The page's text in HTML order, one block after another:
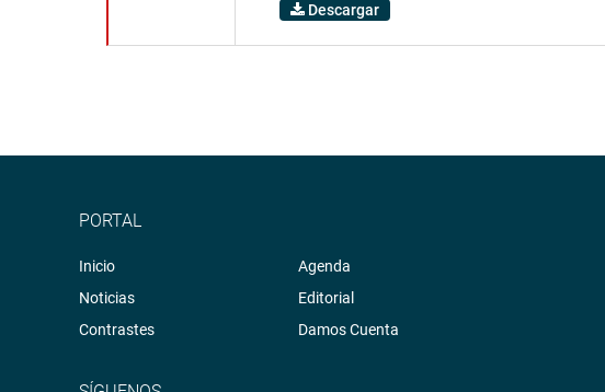
Descargar
PORTAL
Inicio
Noticias
Contrastes
Agenda
Editorial
Damos Cuenta